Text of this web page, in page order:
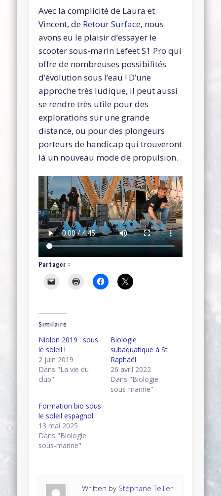
Avec la complicité de Laura et
Vincent, de Retour Surface, nous
avons eu le plaisir d’essayer le
scooter sous-marin Lefeet S1 Pro qui
offre de nombreuses possibilités
d’évolution sous l’eau ! D’une
approche très ludique, il peut aussi
se rendre très utile pour des
explorations sur une grande
distance, ou pour des plongeurs
porteurs de handicap qui trouveront
là un nouveau mode de propulsion.
Partager :
Similaire
Niolon 2019 : sous
le soleil !
2 juin 2019
Dans "La vie du
club"
Biologie
subaquatique à St
Raphaël
26 avril 2022
Dans "Biologie
sous-marine"
Formation bio sous
le soleil espagnol
13 mai 2025
Dans "Biologie
sous-marine"
Written by Stéphane Tellier